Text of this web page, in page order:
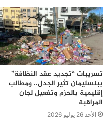
تسريبات “تجديد عقد النظافة”
ببنسليمان تثير الجدل.. ومطالب
إقليمية بالحزم وتفعيل لجان
المراقبة
الأحد 26 يوليو 2026